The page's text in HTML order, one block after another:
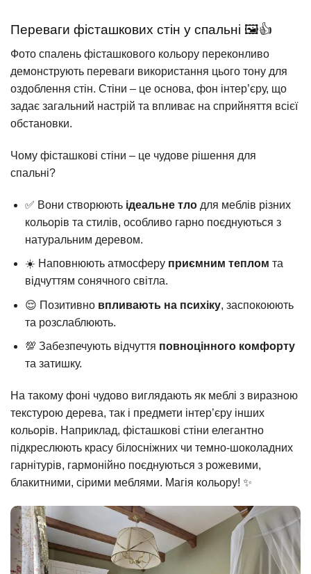
Переваги фісташкових стін у спальні 🖼️👍
Фото спалень фісташкового кольору переконливо
демонструють переваги використання цього тону для
оздоблення стін. Стіни – це основа, фон інтер’єру, що
задає загальний настрій та впливає на сприйняття всієї
обстановки.
Чому фісташкові стіни – це чудове рішення для
спальні?
✅ Вони створюють ідеальне тлодля меблів різних
кольорів та стилів, особливо гарно поєднуються з
натуральним деревом.
☀️ Наповнюють атмосферу приємним теплом та
відчуттям сонячного світла.
😌 Позитивно впливають на психіку, заспокоюють
та розслаблюють.
💯 Забезпечують відчуття повноцінного комфорту
та затишку.
На такому фоні чудово виглядають як меблі з виразною
текстурою дерева, так і предмети інтер’єру інших
кольорів. Наприклад, фісташкові стіни елегантно
підкреслюють красу білосніжних чи темно-шоколадних
гарнітурів, гармонійно поєднуються з рожевими,
блакитними, сірими меблями. Магія кольору! ✨